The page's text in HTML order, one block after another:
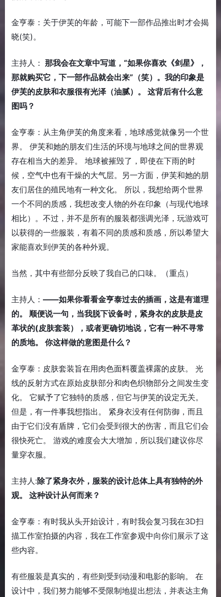
金亨泰：关于伊芙的年龄，可能下一部作品推出时才会揭
晓(笑)。
主持人： 那我会在文章中写道，“如果你喜欢《剑星》，
那就购买它，下一部作品就会出来”（笑）。我的印象是
伊芙的皮肤和衣服很有光泽（油腻）。 这背后有什么意
图吗？
金亨泰：从主角伊芙的角度来看，地球感觉就像另一个世
界。 伊芙和她的朋友们生活的环境与地球之间的世界观
存在相当大的差异。 地球被摧毁了，即使在下雨的时
候，空气中也有干燥的大气层。另一方面，伊芙和她的朋
友们居住的殖民地有一种文化。 所以，我想给两个世界
一个不同的质感，我想改变人物的外在印象（与现代地球
相比）。不过，并不是所有的服装都强调光泽，玩游戏可
以获得的一些服装，有着不同的质感和质感，所以希望大
家能喜欢到伊芙的各种外观。
当然，其中有些部分反映了我自己的口味。（重点）
主持人： ――如果你看看金亨泰过去的插画，这是有道理
的。 顺便说一句，当我脱下设备时，紧身衣的皮肤是皮
革状的(皮肤套装），或者更确切地说，它有一种不寻常
的质地。 你这样做的意图是什么？
金亨泰：皮肤套装旨在用肉色面料覆盖裸露的皮肤。 光
线的反射方式在原始皮肤部分和肉色织物部分之间发生变
化。 它赋予了它独特的质感，但它与伊芙的设定无关。
但是，有一件事我想指出。 紧身衣没有任何防御，而且
由于它们没有盾牌，它们会受到很大的伤害，而且它们会
很快死亡。 游戏的难度会大大增加，所以我们建议你尽
量穿衣服。
主持人:除了紧身衣外，服装的设计总体上具有独特的外
观。 这种设计从何而来？
金亨泰：有时我从头开始设计，有时我会复习我在3D扫
描工作室拍摄的内容，我在工作室参观中向你们展示了这
些内容。
有些服装是真实的，有些则受到动漫和电影的影响。 在
设计中，我们努力能够不受限制地提出想法，并表达主角